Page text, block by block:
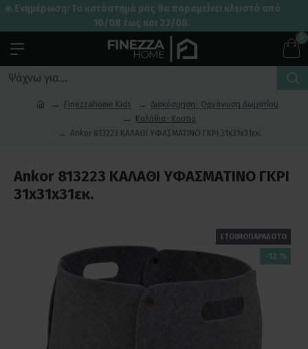
☀️ Ενημέρωση: Το κατάστημά μας θα παραμείνει κλειστό από
10/08 έως και 23/08.
0
Finezzahome Kids
Διακόσμηση- Οργάνωση Δωματίου
Καλάθια- Κουτιά
Ankor 813223 ΚΑΛΑΘΙ YΦΑΣΜΑΤΙΝΟ ΓΚΡΙ 31x31x31εκ.
Ankor 813223 ΚΑΛΑΘΙ YΦΑΣΜΑΤΙΝΟ ΓΚΡΙ
31x31x31εκ.
ΕΤΟΙΜΟΠΑΡΑΔΟΤΟ
-12 %